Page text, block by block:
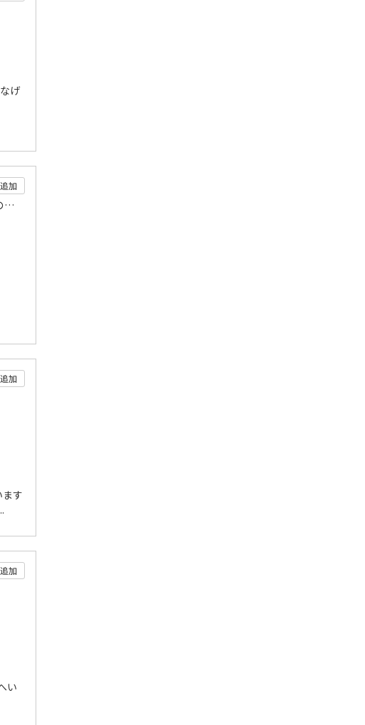
げ
追加
日本動物福祉協会(JAHA)の認定、仙台市青葉区旭ヶ丘の小動物のためのお医者さんです。
追加
す
追加
い